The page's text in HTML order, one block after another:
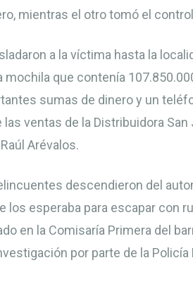
mientras el otro tomó el
a la víctima hasta la
mochila que contenía
sumas de dinero y un
las ventas de la Distribuidora
Arévalos.
descendieron del
los esperaba para escapar con
en la Comisaría Primera del
por parte de la